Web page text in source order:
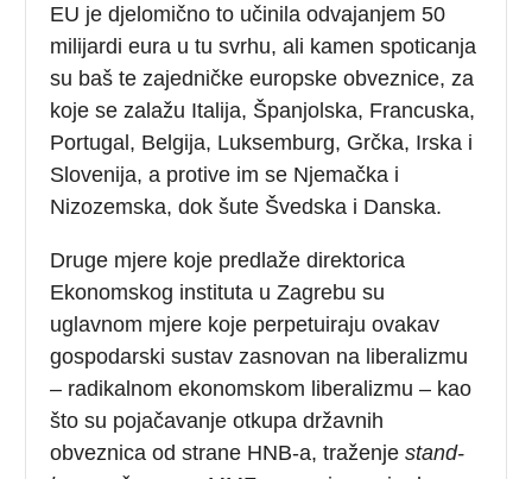
EU je djelomično to učinila odvajanjem 50
milijardi eura u tu svrhu, ali kamen spoticanja
su baš te zajedničke europske obveznice, za
koje se zalažu Italija, Španjolska, Francuska,
Portugal, Belgija, Luksemburg, Grčka, Irska i
Slovenija, a protive im se Njemačka i
Nizozemska, dok šute Švedska i Danska.
Druge mjere koje predlaže direktorica
Ekonomskog instituta u Zagrebu su
uglavnom mjere koje perpetuiraju ovakav
gospodarski sustav zasnovan na liberalizmu
– radikalnom ekonomskom liberalizmu – kao
što su pojačavanje otkupa državnih
obveznica od strane HNB-a, traženjestand-